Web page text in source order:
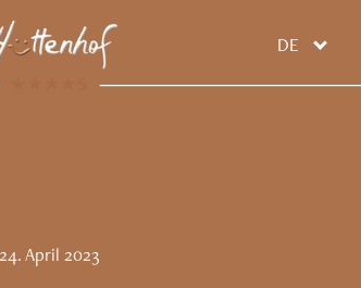
DE
24.April 2023